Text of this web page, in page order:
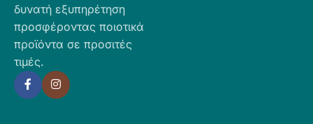
δυνατή εξυπηρέτηση
προσφέροντας ποιοτικά
προϊόντα σε προσιτές
τιμές.